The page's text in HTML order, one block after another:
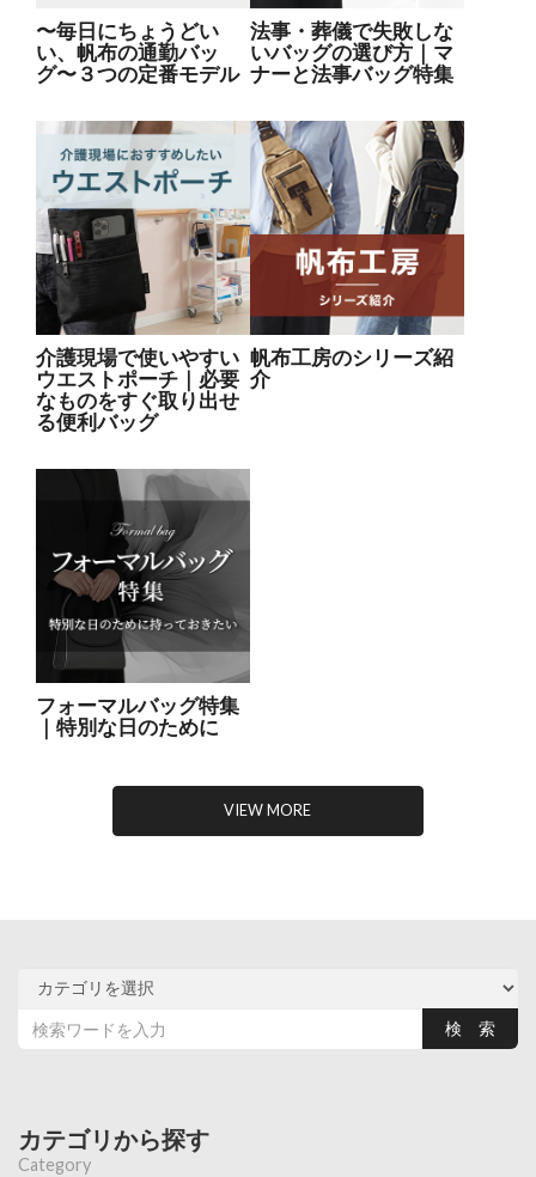
〜毎日にちょうどい
い、帆布の通勤バッ
グ〜３つの定番モデル
法事・葬儀で失敗しな
いバッグの選び方｜マ
ナーと法事バッグ特集
介護現場で使いやすい
ウエストポーチ｜必要
なものをすぐ取り出せ
る便利バッグ
帆布工房のシリーズ紹
介
フォーマルバッグ特集
｜特別な日のために
VIEW MORE
カテゴリから探す
Category